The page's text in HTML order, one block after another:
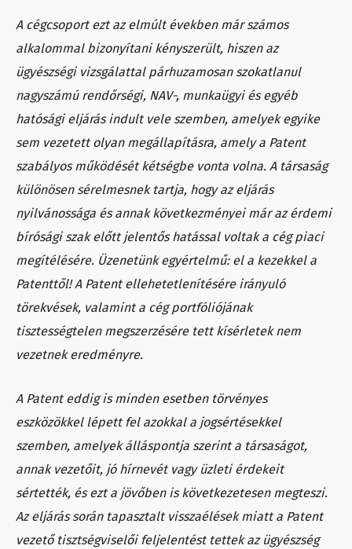
A cégcsoport ezt az elmúlt években már számos
alkalommal bizonyítani kényszerült, hiszen az
ügyészségi vizsgálattal párhuzamosan szokatlanul
nagyszámú rendőrségi, NAV-, munkaügyi és egyéb
hatósági eljárás indult vele szemben, amelyek egyike
sem vezetett olyan megállapításra, amely a Patent
szabályos működését kétségbe vonta volna. A társaság
különösen sérelmesnek tartja, hogy az eljárás
nyilvánossága és annak következményei már az érdemi
bírósági szak előtt jelentős hatással voltak a cég piaci
megítélésére. Üzenetünk egyértelmű: el a kezekkel a
Patenttől! A Patent ellehetetlenítésére irányuló
törekvések, valamint a cég portfóliójának
tisztességtelen megszerzésére tett kísérletek nem
vezetnek eredményre.
A Patent eddig is minden esetben törvényes
eszközökkel lépett fel azokkal a jogsértésekkel
szemben, amelyek álláspontja szerint a társaságot,
annak vezetőit, jó hírnevét vagy üzleti érdekeit
sértették, és ezt a jövőben is következetesen megteszi.
Az eljárás során tapasztalt visszaélések miatt a Patent
vezető tisztségviselői feljelentést tettek az ügyészség